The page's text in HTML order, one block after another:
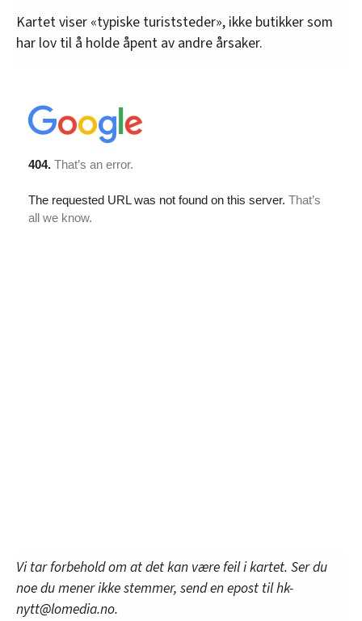
Kartet viser «typiske turiststeder», ikke butikker som
har lov til å holde åpent av andre årsaker.
Vi tar forbehold om at det kan være feil i kartet. Ser du
noe du mener ikke stemmer, send en epost til hk-
nytt@lomedia.no.